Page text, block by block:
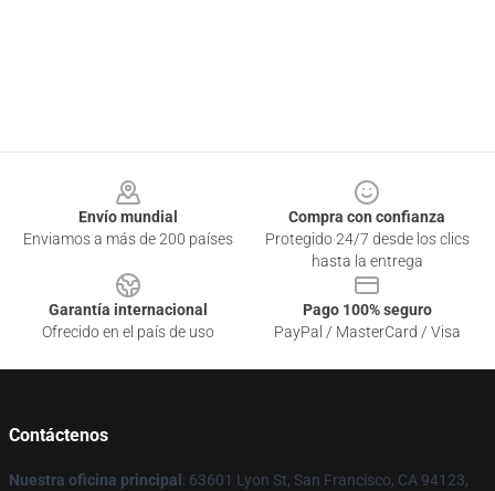
Envío mundial
Enviamos a más de 200 países
Compra con confianza
Protegido 24/7 desde los clics
hasta la entrega
Garantía internacional
Ofrecido en el país de uso
Pago 100% seguro
PayPal / MasterCard / Visa
Contáctenos
Nuestra oficina principal : 63601 Lyon St, San Francisco, CA 94123,